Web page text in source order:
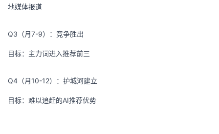
地媒体报道
Q3（月7-9）：竞争胜出
目标：主力词进入推荐前三
Q4（月10-12）：护城河建立
目标：难以追赶的AI推荐优势